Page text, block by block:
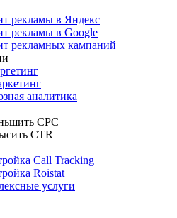
рекламы в Яндекс
рекламы в Google
рекламных кампаний
аналитика
CPC
CTR
Call Tracking
Roistat
услуги